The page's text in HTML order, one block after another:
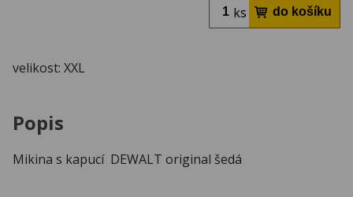
ks
velikost: XXL
Popis
Mikina s kapucí DEWALT original šedá